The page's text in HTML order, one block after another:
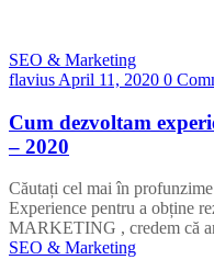
SEO & Marketing
flavius April 11, 2020 0
Cum dezvoltam
– 2020
Căutați cel mai în
Experience pentru a obține
MARKETING , credem că
SEO & Marketing